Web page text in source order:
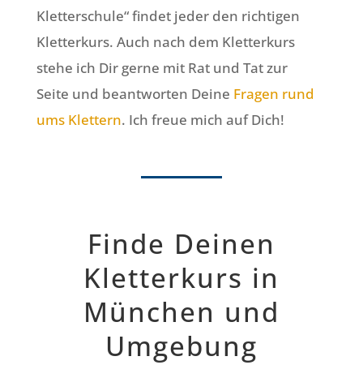
Kletterschule“ findet jeder den richtigen
Kletterkurs. Auch nach dem Kletterkurs
stehe ich Dir gerne mit Rat und Tat zur
Seite und beantworten Deine Fragen rund
ums Klettern. Ich freue mich auf Dich!
Finde Deinen
Kletterkurs in
München und
Umgebung